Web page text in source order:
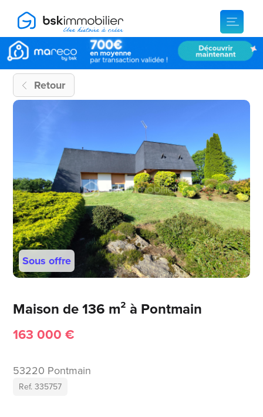
Retour
Sous offre
Maison de 136 m² à Pontmain
163 000 €
53220 Pontmain
Ref. 335757